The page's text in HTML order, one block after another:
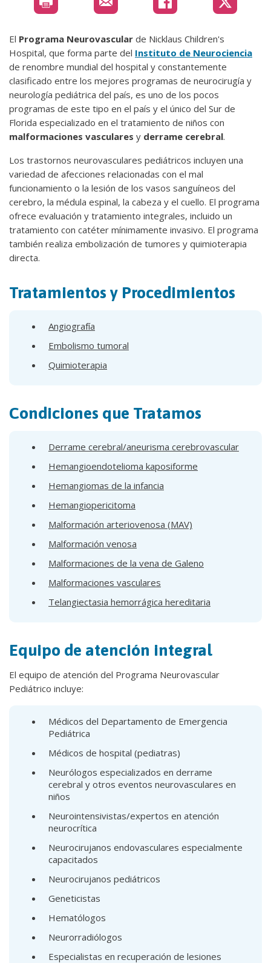
El Programa Neurovascular de Nicklaus Children's
Hospital, que forma parte del Instituto de Neurociencia
de renombre mundial del hospital y constantemente
clasificado entre los mejores programas de neurocirugía y
neurología pediátrica del país, es uno de los pocos
programas de este tipo en el país y el único del Sur de
Florida especializado en el tratamiento de niños con
malformaciones vasculares y derrame cerebral.
Los trastornos neurovasculares pediátricos incluyen una
variedad de afecciones relacionadas con el mal
funcionamiento o la lesión de los vasos sanguíneos del
cerebro, la médula espinal, la cabeza y el cuello. El programa
ofrece evaluación y tratamiento integrales, incluido un
tratamiento con catéter mínimamente invasivo. El programa
también realiza embolización de tumores y quimioterapia
directa.
Tratamientos y Procedimientos
Angiografía
Embolismo tumoral
Quimioterapia
Condiciones que Tratamos
Derrame cerebral/aneurisma cerebrovascular
Hemangioendotelioma kaposiforme
Hemangiomas de la infancia
Hemangiopericitoma
Malformación arteriovenosa (MAV)
Malformación venosa
Malformaciones de la vena de Galeno
Malformaciones vasculares
Telangiectasia hemorrágica hereditaria
Equipo de atención integral
El equipo de atención del Programa Neurovascular
Pediátrico incluye:
Médicos del Departamento de Emergencia
Pediátrica
Médicos de hospital (pediatras)
Neurólogos especializados en derrame
cerebral y otros eventos neurovasculares en
niños
Neurointensivistas/expertos en atención
neurocrítica
Neurocirujanos endovasculares especialmente
capacitados
Neurocirujanos pediátricos
Geneticistas
Hematólogos
Neurorradiólogos
Especialistas en recuperación de lesiones